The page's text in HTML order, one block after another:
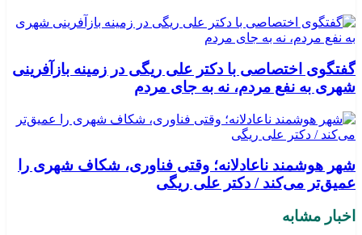
گفتگوی اختصاصی با دکتر علی ریگی در زمینه بازآفرینی
شهری به نفع مردم، نه به جای مردم
شهر هوشمند ناعادلانه؛ وقتی فناوری، شکاف شهری را
عمیق‌تر می‌کند / دکتر علی ریگی
اخبار مشابه